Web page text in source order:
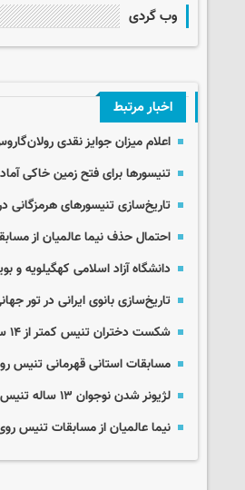
وب گردی
اخبار مرتبط
اعلام میزان جوایز نقدی
تنیسورها برای فتح زمین خاکی
تاریخ‌سازی تنیسورهای
احتمال حذف نیما عالمیان از
دانشگاه آزاد اسلامی کهگیلویه و
تاریخ‌سازی بانوی ایرانی در تور
شکست دختران تنیس کمتر از ۱۴ سال ایران برابر قزاقستان
مسابقات استانی قهرمانی تنیس
لژیونر شدن نوجوان ١٣ ساله تنیس روی میز ایران
نیما عالمیان از مسابقات تنیس